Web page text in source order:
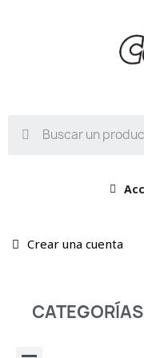
Crear una cuenta
CATEGORÍAS